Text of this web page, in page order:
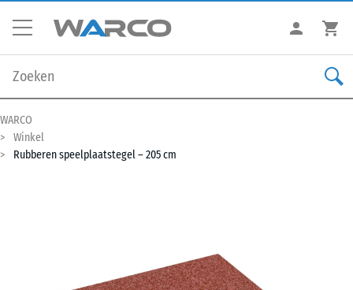
WARCO
Winkel
Rubberen speelplaatstegel – 205 cm